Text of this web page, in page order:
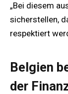
„Bei diesem
sicherstellen,
respektiert
Belgien
der